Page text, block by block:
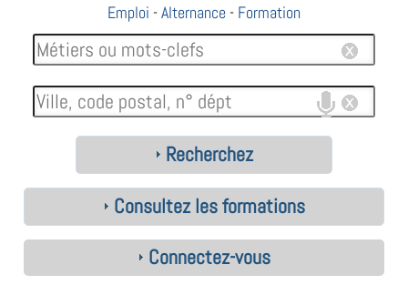
Emploi -Alternance - Formation
Recherchez
Consultez les formations
Connectez-vous